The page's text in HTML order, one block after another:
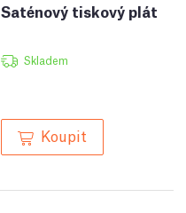
Saténový tiskový plát
Skladem
Koupit